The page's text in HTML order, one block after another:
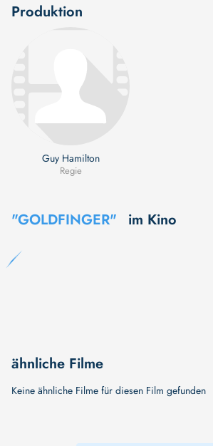
Produktion
Guy Hamilton
Regie
"GOLDFINGER" im Kino
ähnliche Filme
Keine ähnliche Filme für diesen Film gefunden